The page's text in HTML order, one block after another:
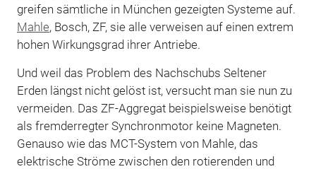
greifen sämtliche in München gezeigten Systeme auf.
Mahle, Bosch, ZF, sie alle verweisen auf einen extrem
hohen Wirkungsgrad ihrer Antriebe.
Und weil das Problem des Nachschubs Seltener
Erden längst nicht gelöst ist, versucht man sie nun zu
vermeiden. Das ZF-Aggregat beispielsweise benötigt
als fremderregter Synchronmotor keine Magneten.
Genauso wie das MCT-System von Mahle, das
elektrische Ströme zwischen den rotierenden und